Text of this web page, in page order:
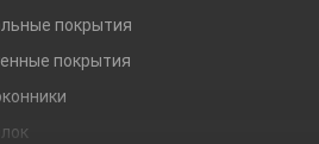
покрытия
покрытия